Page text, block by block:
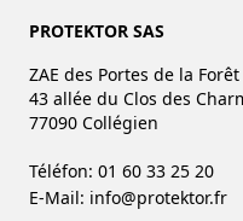
PROTEKTOR SAS
ZAE des Portes de la Forêt
43 allée du Clos des
77090 Collégien
Téléfon: 01 60 33 25 20
E-Mail: info@protektor.fr